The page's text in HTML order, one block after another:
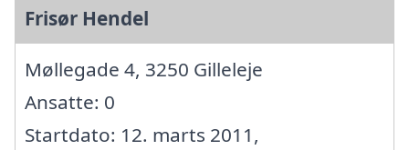
Frisør Hendel
Møllegade 4, 3250 Gilleleje
Ansatte: 0
Startdato: 12. marts 2011,